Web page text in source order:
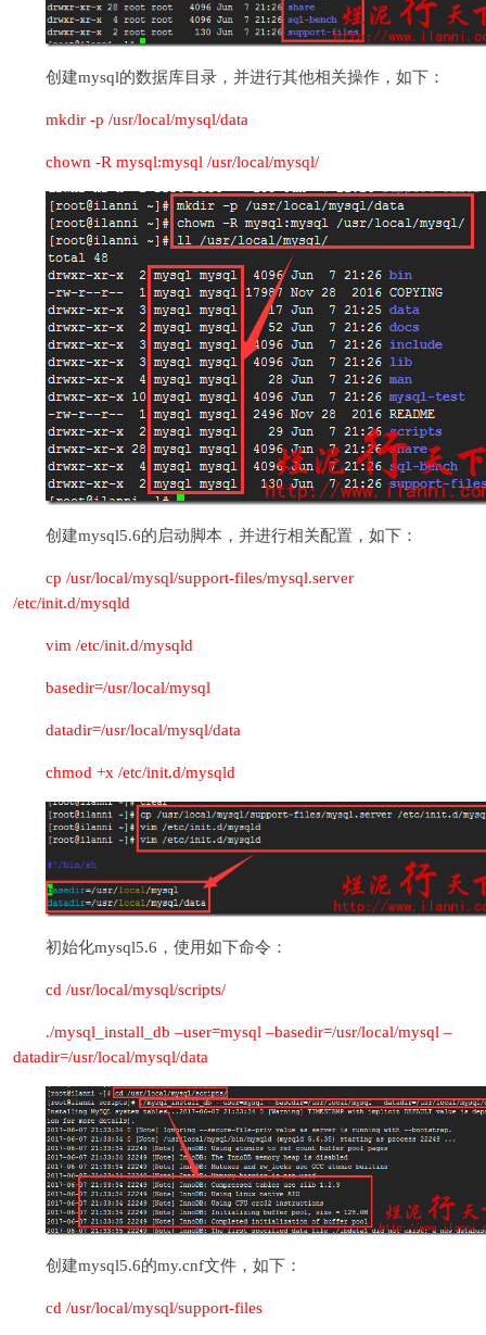
创建mysql的数据库目录，并进行其他相关操作，如下：
mkdir -p /usr/local/mysql/data
chown -R mysql:mysql /usr/local/mysql/
创建mysql5.6的启动脚本，并进行相关配置，如下：
cp /usr/local/mysql/support-files/mysql.server
/etc/init.d/mysqld
vim /etc/init.d/mysqld
basedir=/usr/local/mysql
datadir=/usr/local/mysql/data
chmod +x /etc/init.d/mysqld
初始化mysql5.6，使用如下命令：
cd /usr/local/mysql/scripts/
./mysql_install_db –user=mysql –basedir=/usr/local/mysql –
datadir=/usr/local/mysql/data
创建mysql5.6的my.cnf文件，如下：
cd /usr/local/mysql/support-files